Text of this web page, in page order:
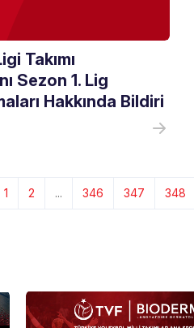
Takımı
Sezon 1. Lig
Hakkında Bildiri
1 2 ... 346 347 348